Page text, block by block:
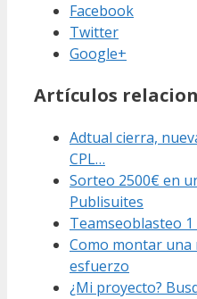
Facebook
Twitter
Google+
Artículos
Adtual cierra,
CPL…
Sorteo 2500€ en
Publisuites
Teamseoblasteo
Como montar una
esfuerzo
¿Mi proyecto?